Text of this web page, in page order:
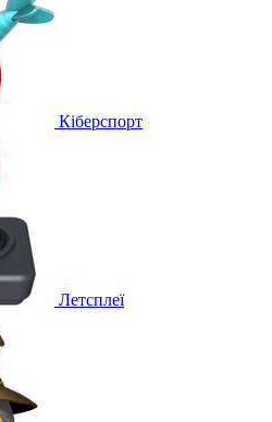
Кіберспорт
Летсплеї